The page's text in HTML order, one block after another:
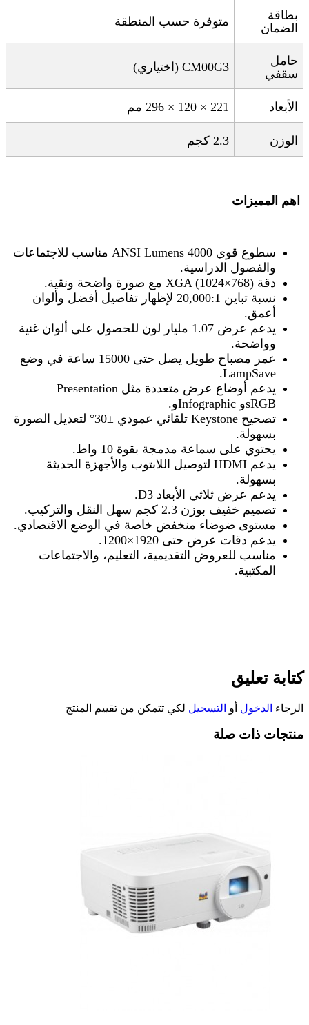
بطاقة
الضمان
متوفرة حسب المنطقة
حامل
سقفي
CM00G3 ( اختياري)
الأبعاد 296 × 120 × 221 مم
الوزن 2.3 كجم
اهم المميزات
سطوع قوي 4000
مناسب للاجتماعات
والفصول الدراسية.
دقة (1024×768) مع صورة واضحة ونقية.
نسبة تباين 20,000:1 لإظهار تفاصيل أفضل وألوان
أعمق.
يدعم عرض 1.07 مليار لون للحصول على ألوان غنية
وواضحة.
عمر مصباح طويل يصل حتى 15000 ساعة في وضع
LampSave.
يدعم أوضاع عرض متعددة مثل
وInfographic وsRGB.
تصحيح
تلقائي عمودي ±30° لتعديل الصورة
بسهولة.
يحتوي على سماعة مدمجة بقوة 10 واط
.
يدعم
لتوصيل اللابتوب والأجهزة الحديثة
بسهولة.
يدعم عرض ثلاثي الأبعاد 3
D.
تصميم خفيف بوزن 2.3 كجم سهل النقل والتركيب
.
مستوى ضوضاء منخفض خاصة في الوضع الاقتصادي.
يدعم دقات عرض حتى 1920×1200
.
مناسب للعروض التقديمية، التعليم، والاجتماعات
المكتبية.
كتابة تعليق
الرجاء الدخول أو التسجيل لكي تتمكن من تقييم المنتج
منتجات ذات صلة